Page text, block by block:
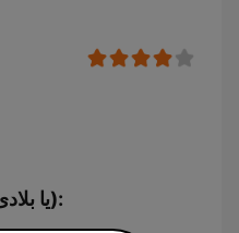
Frekvenser yabiladi (يا بلادى):